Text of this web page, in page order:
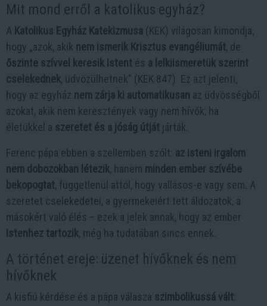
Mit mond erről a katolikus egyház?
A Katolikus Egyház Katekizmusa (KEK) világosan kimondja,
hogy „azok, akik nem ismerik Krisztus evangéliumát, de
őszinte szívvel keresik Istent és a lelkiismeretük szerint
cselekednek, üdvözülhetnek” (KEK 847). Ez azt jelenti,
hogy az egyház nem zárja ki automatikusan az üdvösségből
azokat, akik nem keresztények vagy nem hívők, ha
életükkel a szeretet és a jóság útját járták.
Ferenc pápa ebben a szellemben szólt: az isteni irgalom
nem dobozokban létezik, hanem minden ember szívébe
bekopogtat, függetlenül attól, hogy vallásos-e vagy sem. A
szeretet cselekedetei, a gyermekeiért tett áldozatok, a
másokért való élés – ezek a jelek annak, hogy az ember
Istenhez tartozik, még ha tudatában sincs ennek.
A történet ereje: üzenet hívőknek és nem
hívőknek
A kisfiú kérdése és a pápa válasza szimbolikussá vált